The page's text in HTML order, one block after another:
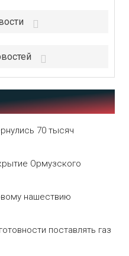
70 тысяч
Ормузского
нашествию
поставлять газ